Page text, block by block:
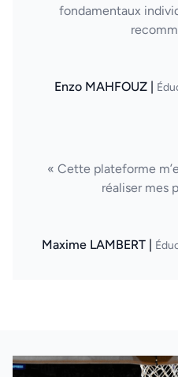
fondamentaux
Enzo MAHFOUZ |
« Cette plateforme
réaliser mes
Maxime LAMBERT |